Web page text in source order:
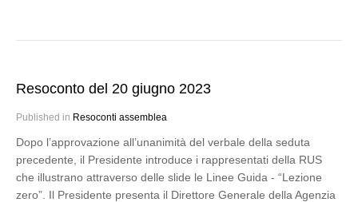
Resoconto del 20 giugno 2023
Published in Resoconti assemblea
Dopo l’approvazione all’unanimità del verbale della seduta
precedente, il Presidente introduce i rappresentati della RUS
che illustrano attraverso delle slide le Linee Guida - “Lezione
zero”. Il Presidente presenta il Direttore Generale della Agenzia